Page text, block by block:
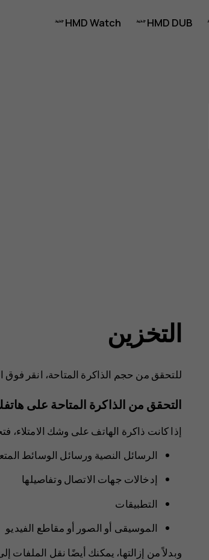
HMD DUB
HMD Watch
التخزين
للتحقق من حجم الذاكرة المتاحة، انقر فوق
التحقق من الذاكرة المتاحة على
إذا كانت ذاكرة الهاتف على وشك الامتلاء،
الرسائل النصية ورسائل الوسائط
إدخالات جهات الاتصال وتفاصيلها
التطبيقات
الموسيقى أو الصور أو مقاطع الفيديو
وبدلاً من إزالتها، يمكنك أيضًا نقل الملفات